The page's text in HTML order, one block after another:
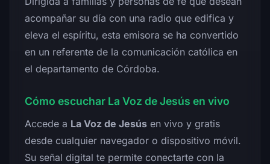
acompañar su día con una radio que edifica y
eleva el espíritu, esta emisora se ha convertido
en un referente de la comunicación católica en
el departamento de Córdoba.
Cómo escuchar La Voz de Jesús en vivo
Accede a La Voz de Jesús en vivo y gratis
desde cualquier navegador o dispositivo móvil.
Su señal digital te permite conectarte con la